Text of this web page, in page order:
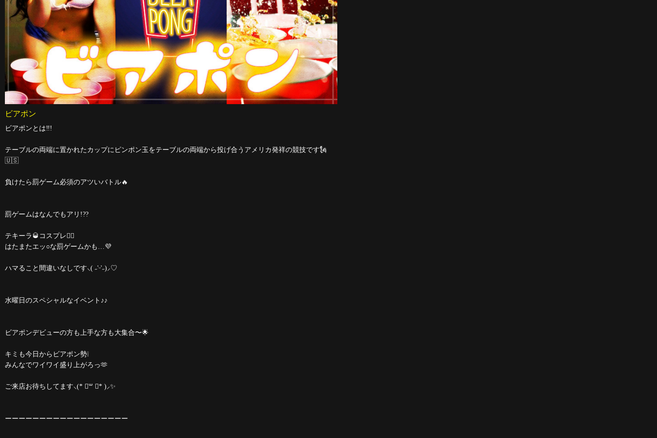
ビアポン
ビアポンとは‼︎!
テーブルの両端に置かれたカップにピンポン玉をテーブルの両端から投げ合うアメリカ発祥の競技です🗽
🇺🇸
負けたら罰ゲーム必須のアツいバトル🔥
罰ゲームはなんでもアリ!??
テキーラ🥃コスプレ👯‍♀️
はたまたエッ○な罰ゲームかも…💜
ハマること間違いなしです⸜( ˶'ᵕ'˶)⸝♡
水曜日のスペシャルなイベント♪♪
ビアポンデビューの方も上手な方も大集合〜🌟
キミも今日からビアポン勢❕
みんなでワイワイ盛り上がろっ🫶
ご来店お待ちしてます⸜(* ॑꒳ ॑* )⸝✨️
ーーーーーーーーーーーーーーーーーー